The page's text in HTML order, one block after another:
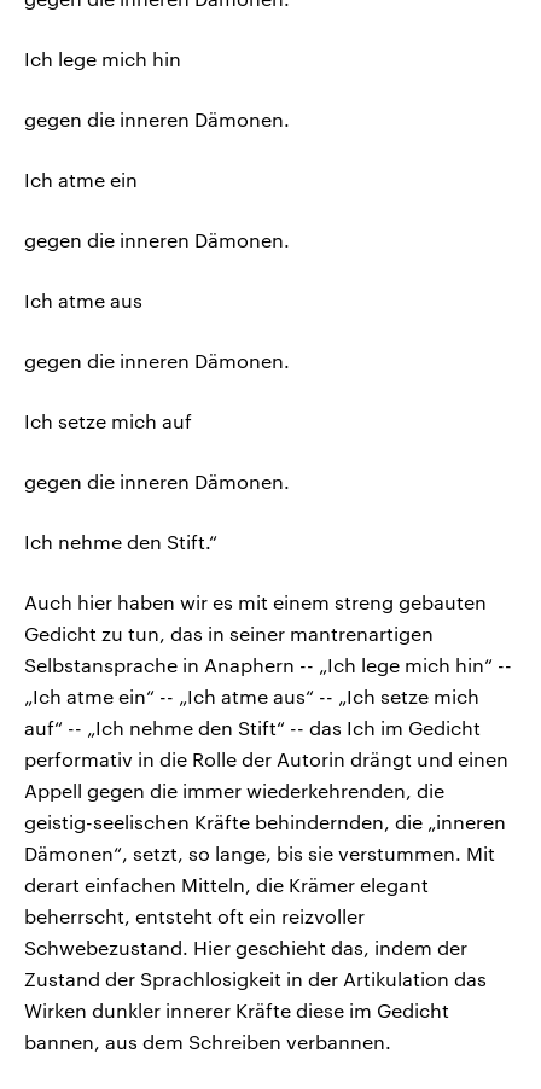
Ich lege mich hin
gegen die inneren Dämonen.
Ich atme ein
gegen die inneren Dämonen.
Ich atme aus
gegen die inneren Dämonen.
Ich setze mich auf
gegen die inneren Dämonen.
Ich nehme den Stift.“
Auch hier haben wir es mit einem streng gebauten
Gedicht zu tun, das in seiner mantrenartigen
Selbstansprache in Anaphern -- „Ich lege mich hin“ --
„Ich atme ein“ -- „Ich atme aus“ -- „Ich setze mich
auf“ -- „Ich nehme den Stift“ -- das Ich im Gedicht
performativ in die Rolle der Autorin drängt und einen
Appell gegen die immer wiederkehrenden, die
geistig-seelischen Kräfte behindernden, die „inneren
Dämonen“, setzt, so lange, bis sie verstummen. Mit
derart einfachen Mitteln, die Krämer elegant
beherrscht, entsteht oft ein reizvoller
Schwebezustand. Hier geschieht das, indem der
Zustand der Sprachlosigkeit in der Artikulation das
Wirken dunkler innerer Kräfte diese im Gedicht
bannen, aus dem Schreiben verbannen.